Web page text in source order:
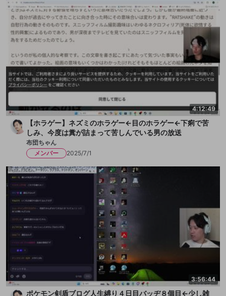
4:12:49
【ホラゲー】ネズミのホラゲー←目のホラゲー←下痢で苦
しみ、今度は糞が詰まって苦しんでいる男の放送
布団ちゃん
メンバー
2025/7/1
3:56:44
ポケモン剣盾ブログ人生縛り４日目バッヂ８個目←少し雑